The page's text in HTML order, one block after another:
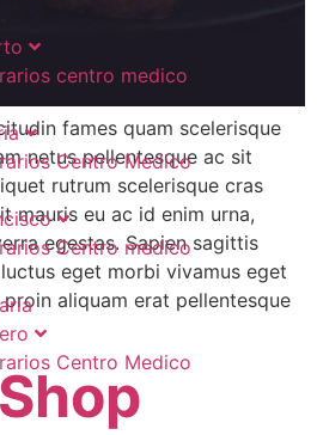
centro medico
Centro Medico
Centro medico
Centro Medico
fames quam scelerisque
netus pellentesque ac sit
rutrum scelerisque cras
mauris eu ac id enim urna,
egestas. Sapien sagittis
eget morbi vivamus eget
aliquam erat pellentesque